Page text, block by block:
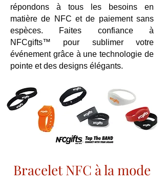
répondons à tous les besoins en
matière de NFC et de paiement sans
espèces. Faites confiance à
NFCgifts™ pour sublimer votre
événement grâce à une technologie de
pointe et des designs élégants.
Bracelet NFC à la mode